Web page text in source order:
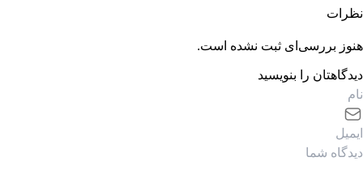
نظرات
هنوز بررسی‌ای ثبت نشده است.
دیدگاهتان را بنویسید